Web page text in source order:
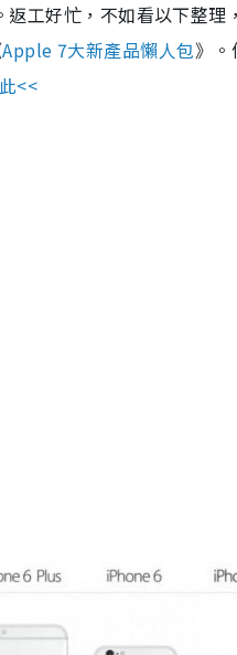
工好忙，不如看以下整
Apple 7大新產品懶人包》。
<<